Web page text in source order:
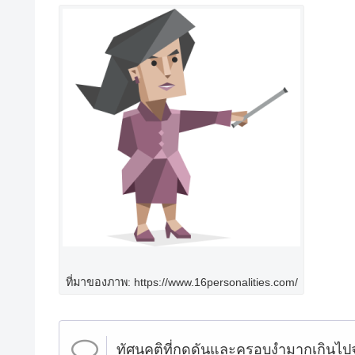
ที่มาของภาพ: https://www.16personalities.com/
ทัศนคติที่กดดันและครอบงำมากเกินไ